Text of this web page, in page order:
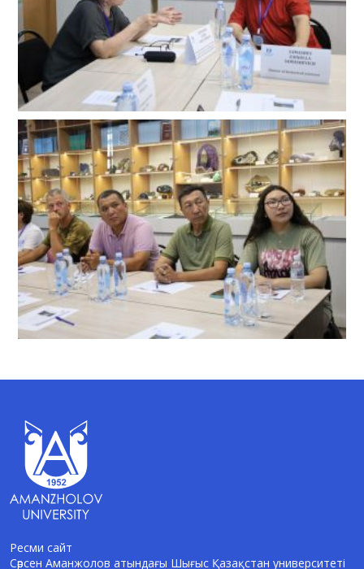
Ресми сайт
Сәрсен Аманжолов атындағы Шығыс Қазақстан университеті
AI-Talapker